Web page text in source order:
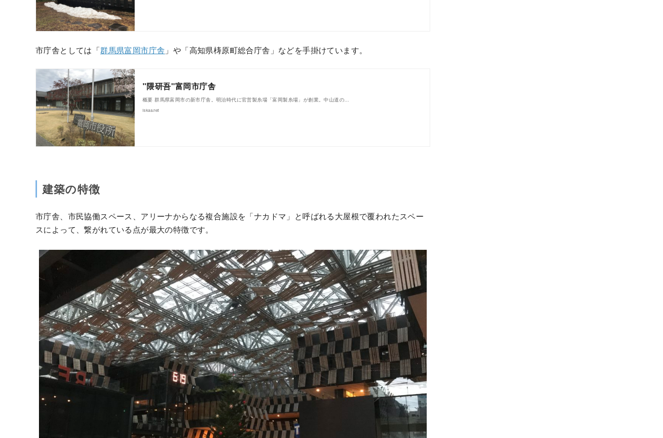
市庁舎としては「群馬県富岡市庁舎 」や「高知県梼原町総合庁舎」などを手掛けています。
"隈研吾"富岡市庁舎
概要 群馬県富岡市の新市庁舎。明治時代に官営製糸場「富岡製糸場」が創業。中山道の…
iskaa.net
建築の特徴
市庁舎、市民協働スペース、アリーナからなる複合施設を「ナカドマ」と呼ばれる大屋根で覆われたスペー
スによって、繋がれている点が最大の特徴です。